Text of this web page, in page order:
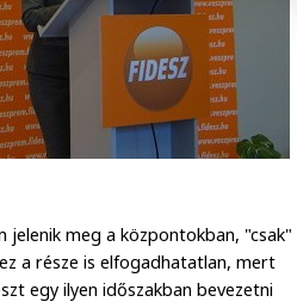
jelenik meg a központokban, "csak"
a része is elfogadhatatlan, mert
egy ilyen időszakban bevezetni